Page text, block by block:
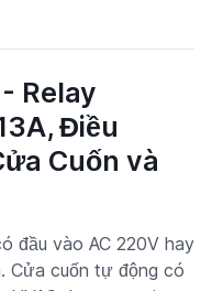
Relay
Điều
Cuốn và
đầu vào AC 220V hay
Cửa cuốn tự động có